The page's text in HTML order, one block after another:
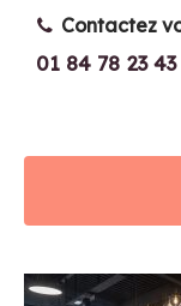
Contactez
01 84 78 23 43